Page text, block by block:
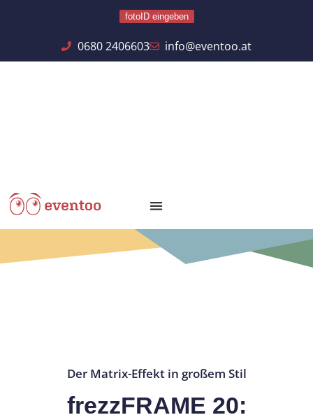
fotoID eingeben
0680 2406603 info@eventoo.at
Der Matrix-Effekt in großem Stil​
frezzFRAME 20: